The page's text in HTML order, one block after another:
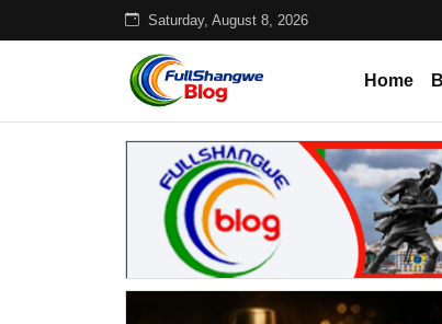
Saturday, August 8, 2026
Home